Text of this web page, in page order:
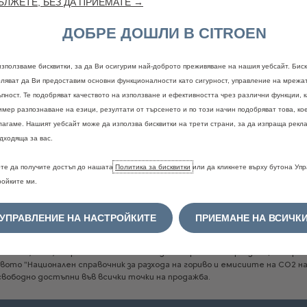
и цветовете могат временно да не са налични. За потвърждение и
на
средства WLTP (Регламент ЕС 2017/948) съответните стойности
с други превозни средства. Моля, свържете се с вашия
условията
"Национален справочник за разхода на гориво и емисиите на CO2 на
достъпни във всички точки на продажба.
ДОБРЕ ДОШЛИ В CITROEN
бисквитки, за да Ви осигурим най-доброто преживяване на нашия уебсайт.
да Ви предоставим основни функционалности като сигурност, управление на
Те подобряват качеството на използване и ефективността чрез различни функции,
разпознаване на езици, резултати от търсенето и по този начин подобряват това,
Нашият уебсайт може да използва бисквитки на трети страни, за да изпраща
за вас.
да получите достъп до нашата Политика за бисквитки или да кликнете върху бутона
ми.
УПРАВЛЕНИЕ НА НАСТРОЙКИТЕ ПРИЕМАНЕ НА ВСИЧКИ